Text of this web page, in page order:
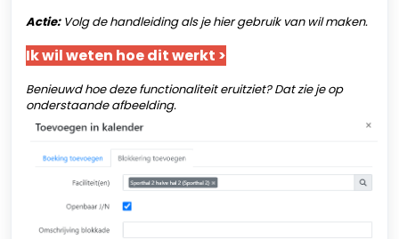
Actie:Volg de handleiding als je hier gebruik van wil maken.
Ik wil weten hoe dit werkt >
Benieuwd hoe deze functionaliteit eruitziet? Dat zie je op
onderstaande afbeelding.